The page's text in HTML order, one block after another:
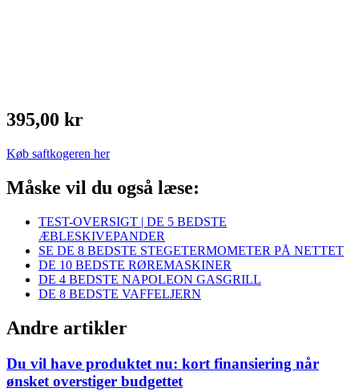
395,00 kr
Køb saftkogeren her
Måske vil du også læse:
TEST-OVERSIGT | DE 5 BEDSTE
ÆBLESKIVEPANDER
SE DE 8 BEDSTE STEGETERMOMETER PÅ NETTET
DE 10 BEDSTE RØREMASKINER
DE 4 BEDSTE NAPOLEON GASGRILL
DE 8 BEDSTE VAFFELJERN
Andre artikler
Du vil have produktet nu: kort finansiering når
ønsket overstiger budgettet